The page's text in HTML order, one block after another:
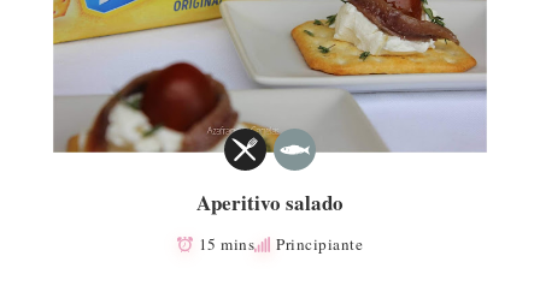
Aperitivo salado
15 mins Principiante